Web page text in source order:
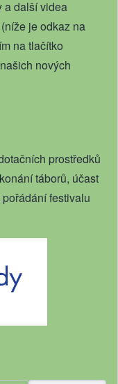
a další videa
(níže je odkaz na
na tlačítko
nových
prostředků
táborů, účast
festivalu